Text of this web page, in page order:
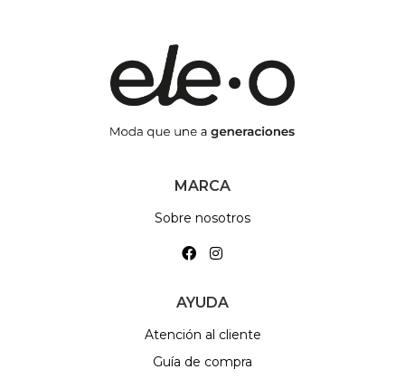
MARCA
Sobre nosotros
AYUDA
Atención al cliente
Guía de compra